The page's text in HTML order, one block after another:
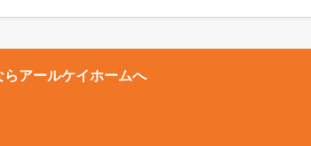
アールケイホームへ